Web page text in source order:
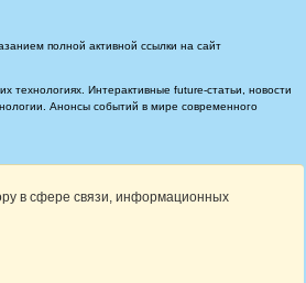
полной активной ссылки на сайт
Интерактивные future-статьи, новости
Анонсы событий в мире современного
в сфере связи, информационных